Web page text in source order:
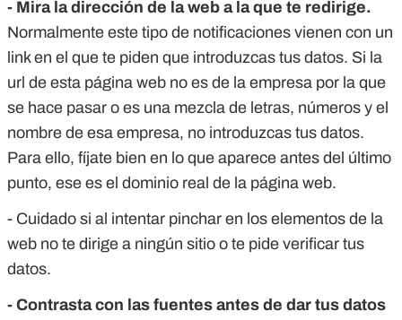
- Mira la dirección de la web a la que te redirige.
Normalmente este tipo de notificaciones vienen con un
link en el que te piden que introduzcas tus datos. Si la
url de esta página web no es de la empresa por la que
se hace pasar o es una mezcla de letras, números y el
nombre de esa empresa, no introduzcas tus datos.
Para ello, fíjate bien en lo que aparece antes del último
punto, ese es el dominio real de la página web.
- Cuidado si al intentar pinchar en los elementos de la
web no te dirige a ningún sitio o te pide verificar tus
datos.
- Contrasta con las fuentes antes de dar tus datos